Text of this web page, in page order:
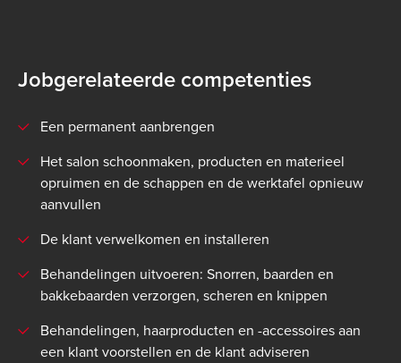
Jobgerelateerde competenties
Een permanent aanbrengen
Het salon schoonmaken, producten en materieel
opruimen en de schappen en de werktafel opnieuw
aanvullen
De klant verwelkomen en installeren
Behandelingen uitvoeren: Snorren, baarden en
bakkebaarden verzorgen, scheren en knippen
Behandelingen, haarproducten en -accessoires aan
een klant voorstellen en de klant adviseren